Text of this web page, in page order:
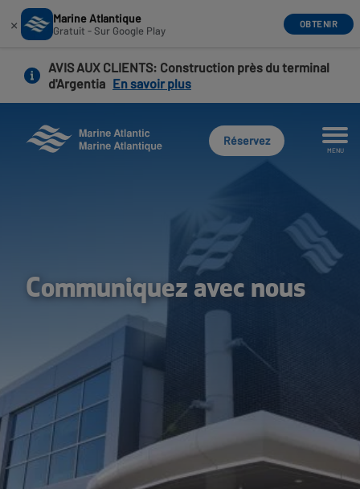
contenu
principal
× Marine Atlantique
Gratuit - Sur Google Play OBTENIR
AVIS AUX CLIENTS: Construction près du terminal
d'Argentia En savoir plus
Réservez
MENU
Communiquez avec nous